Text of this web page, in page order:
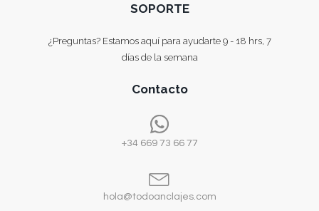
SOPORTE
¿Preguntas? Estamos aquí para ayudarte 9 - 18 hrs, 7
días de la semana
Contacto
+34 669 73 66 77
hola@todoanclajes.com